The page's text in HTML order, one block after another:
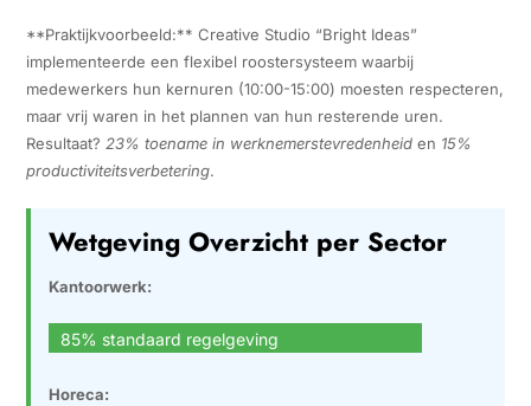
**Praktijkvoorbeeld:** Creative Studio “Bright Ideas”
implementeerde een flexibel roostersysteem waarbij
medewerkers hun kernuren (10:00-15:00) moesten respecteren,
maar vrij waren in het plannen van hun resterende uren.
Resultaat? 23% toename in werknemerstevredenheiden 15%
productiviteitsverbetering.
Wetgeving Overzicht per Sector
Kantoorwerk:
85% standaard regelgeving
Horeca: